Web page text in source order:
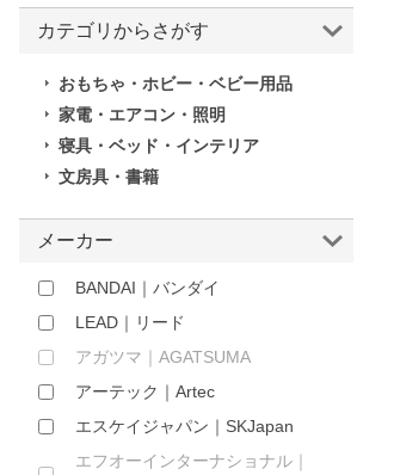
会員メニュー
ほしいもの
カテゴリからさがす
おもちゃ・ホビー・ベビー用品
家電・エアコン・照明
寝具・ベッド・インテリア
文房具・書籍
メーカー
BANDAI｜バンダイ
LEAD｜リード
アガツマ｜AGATSUMA
アーテック｜Artec
エスケイジャパン｜SKJapan
エフオーインターナショナル｜